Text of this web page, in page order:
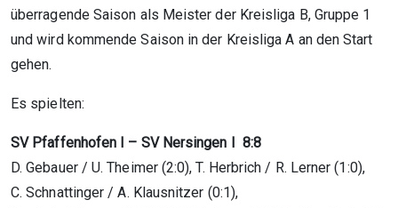
überragende Saison als Meister der Kreisliga B, Gruppe 1
und wird kommende Saison in der Kreisliga A an den Start
gehen.
Es spielten:
SV Pfaffenhofen I – SV Nersingen I 8:8
D. Gebauer / U. Theimer (2:0), T. Herbrich / R. Lerner (1:0),
C. Schnattinger / A. Klausnitzer (0:1),